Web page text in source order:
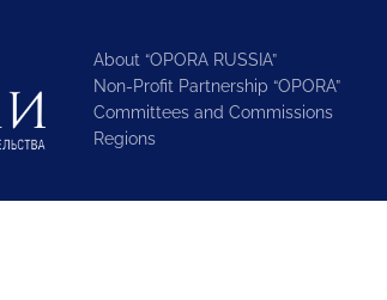
About “OPORA RUSSIA”
Non-Profit Partnership “OPORA”
Committees and Commissions
Regions